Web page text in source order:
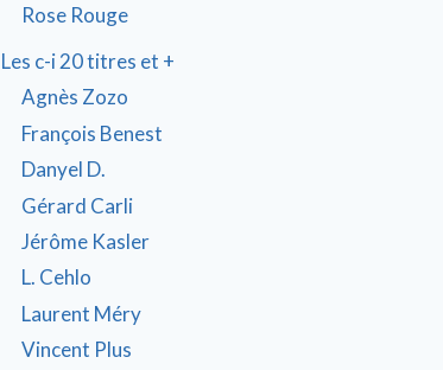
Rose Rouge
Les c-i 20 titres et +
Agnès Zozo
François Benest
Danyel D.
Gérard Carli
Jérôme Kasler
L. Cehlo
Laurent Méry
Vincent Plus